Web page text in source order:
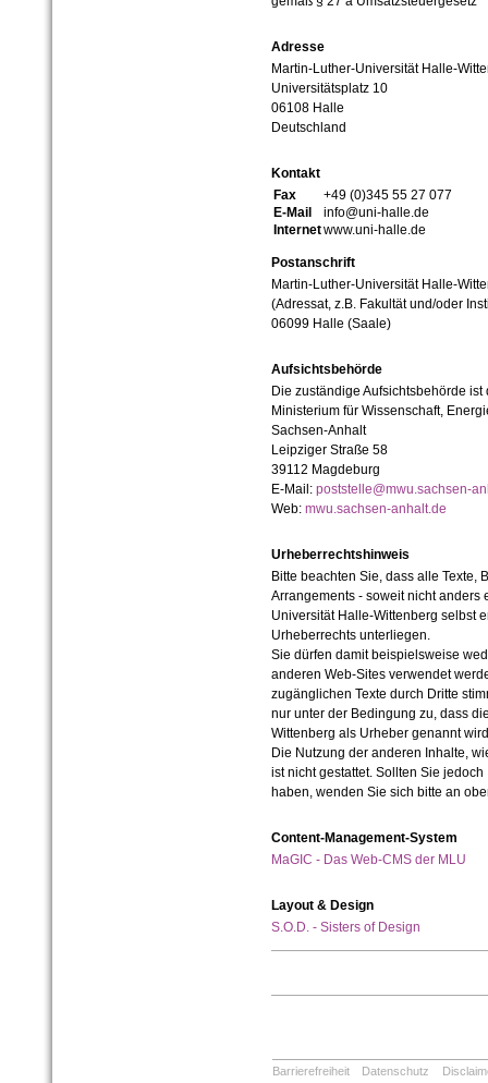
Adresse
Martin-Luther-Universität Halle-
Universitätsplatz 10
06108 Halle
Deutschland
Kontakt
Fax
+49 (0)345 55 27 077
E-Mail
info@uni-halle.de
Internetwww.uni-halle.de
Postanschrift
Martin-Luther-Universität Halle-
(Adressat, z.B. Fakultät und/oder
06099 Halle (Saale)
Aufsichtsbehörde
Die zuständige Aufsichtsbehörde ist
Ministerium für Wissenschaft,
Sachsen-Anhalt
Leipziger Straße 58
39112 Magdeburg
E-Mail: poststelle@mwu.sachsen-
Web: mwu.sachsen-anhalt.de
Urheberrechtshinweis
Bitte beachten Sie, dass alle Texte,
Arrangements - soweit nicht anders
Universität Halle-Wittenberg selbst
Urheberrechts unterliegen.
Sie dürfen damit beispielsweise
anderen Web-Sites verwendet
zugänglichen Texte durch Dritte
nur unter der Bedingung zu, dass
Wittenberg als Urheber genannt
Die Nutzung der anderen Inhalte,
ist nicht gestattet. Sollten Sie
haben, wenden Sie sich bitte an
Content-Management-System
MaGIC - Das Web-CMS der MLU
Layout & Design
S.O.D. - Sisters of Design
Barrierefreiheit Datenschutz